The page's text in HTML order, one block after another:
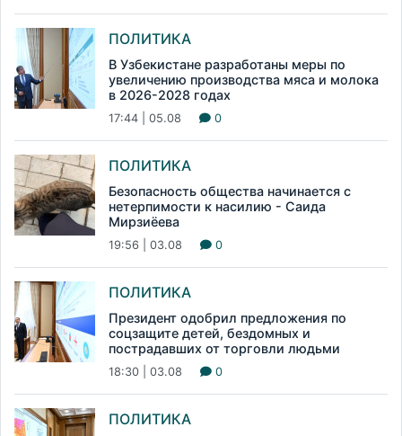
ПОЛИТИКА
В Узбекистане разработаны меры по
увеличению производства мяса и молока
в 2026-2028 годах
17:44 | 05.08 0
ПОЛИТИКА
Безопасность общества начинается с
нетерпимости к насилию - Саида
Мирзиёева
19:56 | 03.08 0
ПОЛИТИКА
Президент одобрил предложения по
соцзащите детей, бездомных и
пострадавших от торговли людьми
18:30 | 03.08 0
ПОЛИТИКА